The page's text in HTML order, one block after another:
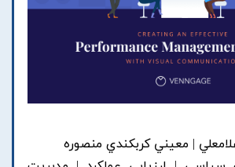
| معيني کربکندي منصوره